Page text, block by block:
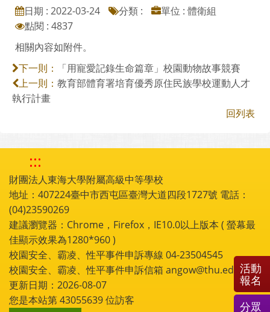
日期 : 2022-03-24 分類 :
單位 : 體衛組
點閱 : 4837
相關內容如附件。
下一則： 「用寵愛記錄生命篇章」校園動物故事競賽
上一則： 教育部體育署培育優秀原住民族學校運動人才
執行計畫
回列表
:::
財團法人東海大學附屬高級中等學校
地址：407224臺中市西屯區臺灣大道四段1727號 電話：
(04)23590269
建議瀏覽器：Chrome，Firefox，IE10.0以上版本 ( 螢幕最
佳顯示效果為1280*960 )
校園安全、霸凌、性平事件申訴專線 04-23504545
校園安全、霸凌、性平事件申訴信箱 angow@thu.edu.tw
更新日期：2026-08-07
您是本站第43055639位訪客
活動
報名
分眾